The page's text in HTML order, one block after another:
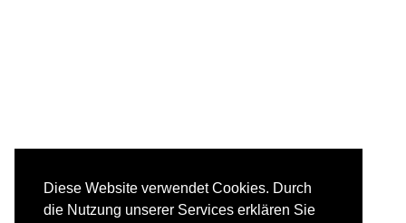
Diese Website verwendet Cookies. Durch
die Nutzung unserer Services erklären Sie